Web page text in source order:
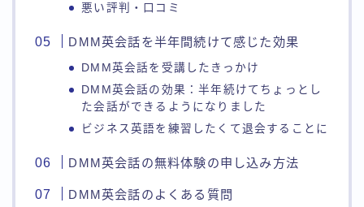
悪い評判・口コミ
DMM英会話を半年間続けて感じた効果
DMM英会話を受講したきっかけ
DMM英会話の効果：半年続けてちょっとし
た会話ができるようになりました
ビジネス英語を練習したくて退会することに
DMM英会話の無料体験の申し込み方法
DMM英会話のよくある質問